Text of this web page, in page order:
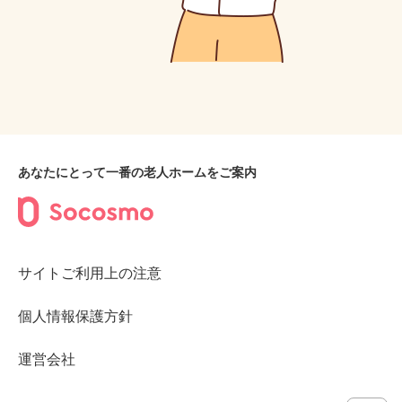
あなたにとって一番の老人ホームをご案内
サイトご利用上の注意
個人情報保護方針
運営会社